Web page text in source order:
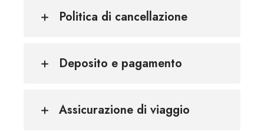
Politica di cancellazione
Deposito e pagamento
Assicurazione di viaggio